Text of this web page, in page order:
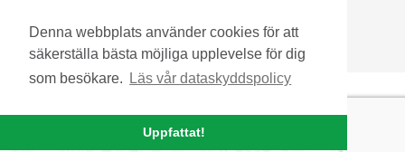
Denna webbplats använder cookies för att
säkerställa bästa möjliga upplevelse för dig
som besökare.
Läs vår dataskyddspolicy
Uppfattat!